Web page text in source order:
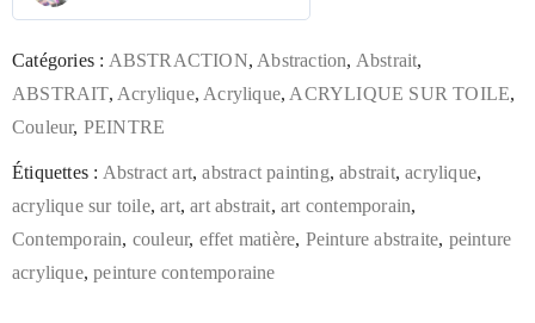
Catégories : ABSTRACTION, Abstraction, Abstrait,
ABSTRAIT, Acrylique, Acrylique, ACRYLIQUE SUR TOILE,
Couleur, PEINTRE
Étiquettes : Abstract art,abstract painting,abstrait,acrylique,
acrylique sur toile,art,art abstrait,art contemporain,
Contemporain, couleur, effet matière, Peinture abstraite, peinture
acrylique,peinture contemporaine